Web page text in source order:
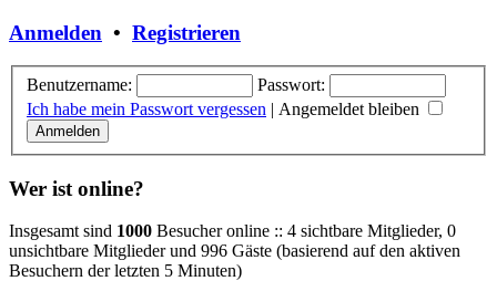
Anmelden • Registrieren
Benutzername:
Passwort:
Ich habe mein Passwort vergessen | Angemeldet bleiben
Wer ist online?
Insgesamt sind 1000 Besucher online :: 4 sichtbare Mitglieder, 0
unsichtbare Mitglieder und 996 Gäste (basierend auf den aktiven
Besuchern der letzten 5 Minuten)